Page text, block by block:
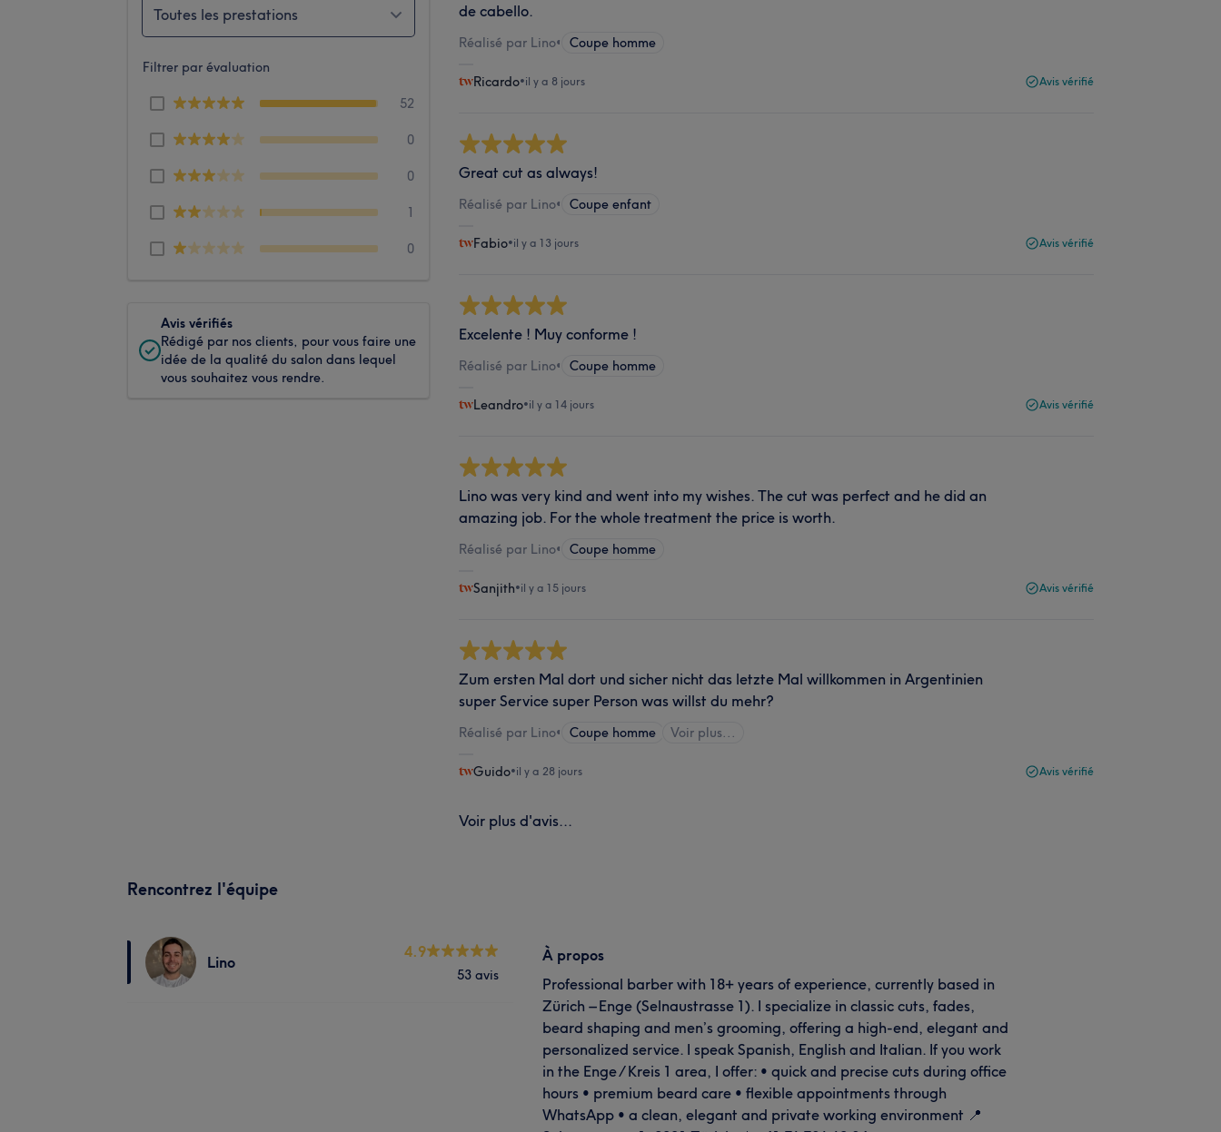
Toutes les prestations
Filtrer par évaluation
52
0
0
1
0
Avis vérifiés
Rédigé par nos clients, pour vous faire une
idée de la qualité du salon dans lequel
vous souhaitez vous rendre.
de cabello.
Réalisé par Lino• Coupe homme
Ricardo•il y a 8 jours Avis vérifié
Great cut as always!
Réalisé par Lino• Coupe enfant
Fabio•il y a 13 jours Avis vérifié
Excelente ! Muy conforme !
Réalisé par Lino• Coupe homme
Leandro•il y a 14 jours Avis vérifié
Lino was very kind and went into my wishes. The cut was perfect and he did an
amazing job. For the whole treatment the price is worth.
Réalisé par Lino• Coupe homme
Sanjith•il y a 15 jours Avis vérifié
Zum ersten Mal dort und sicher nicht das letzte Mal willkommen in Argentinien
super Service super Person was willst du mehr?
Réalisé par Lino• Coupe homme Voir plus...
Guido•il y a 28 jours Avis vérifié
Voir plus d'avis...
Rencontrez l'équipe
Lino
4.9
53 avis
À propos
Professional barber with 18+ years of experience, currently based in
Zürich – Enge (Selnaustrasse 1). I specialize in classic cuts, fades,
beard shaping and men’s grooming, offering a high-end, elegant and
personalized service. I speak Spanish, English and Italian. If you work
in the Enge / Kreis 1 area, I offer: • quick and precise cuts during office
hours • premium beard care • flexible appointments through
WhatsApp • a clean, elegant and private working environment 📍